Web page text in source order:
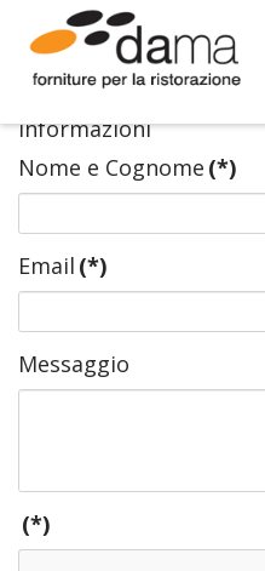
Contattaci
Compila il seguente
informazioni
Nome e Cognome (*)
Email (*)
Messaggio
(*)